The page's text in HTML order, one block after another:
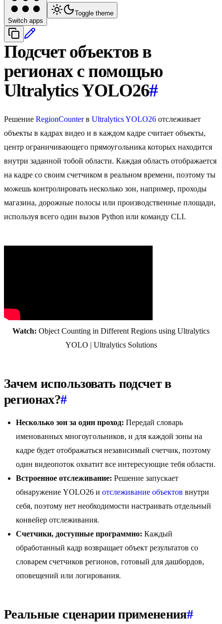
Switch apps
Toggle theme
Подсчет объектов в
регионах с помощью
Ultralytics YOLO26#
Решение RegionCounterв Ultralytics YOLO26 отслеживает
объекты в кадрах видео и в каждом кадре считает объекты,
центр ограничивающего прямоугольника которых находится
внутри заданной тобой области. Каждая область отображается
на кадре со своим счетчиком в реальном времени, поэтому ты
можешь контролировать несколько зон, например, проходы
магазина, дорожные полосы или производственные площади,
используя всего один вызов Python или команду CLI.
Watch: Object Counting in Different Regions using Ultralytics
YOLO | Ultralytics Solutions
Зачем использовать подсчет в
регионах?#
Несколько зон за один проход: Передай словарь
именованных многоугольников, и для каждой зоны на
кадре будет отображаться независимый счетчик, поэтому
один видеопоток охватит все интересующие тебя области.
Встроенное отслеживание: Решение запускает
обнаружение YOLO26 и отслеживание объектов внутри
себя, поэтому нет необходимости настраивать отдельный
конвейер отслеживания.
Счетчики, доступные программно: Каждый
обработанный кадр возвращает объект результатов со
словарем счетчиков регионов, готовый для дашбордов,
оповещений или логирования.
Реальные сценарии применения#